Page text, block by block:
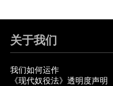
关于我们
我们如何运作
《现代奴役法》透明度声明